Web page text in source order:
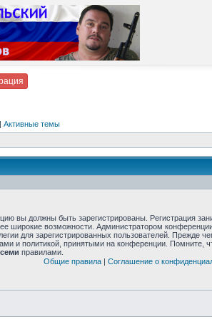
| Активные темы
вы должны быть зарегистрированы. Регистрация
широкие возможности. Администратором
для зарегистрированных пользователей. Прежде
и политикой, принятыми на конференции. Помните,
правилами.
Общие правила| Соглашение о